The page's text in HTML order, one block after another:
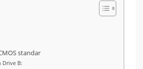
standar
Drive B: